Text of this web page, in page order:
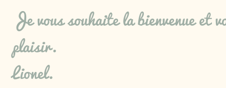
Je vous souhaite la bienvenue et
plaisir.
Lionel.